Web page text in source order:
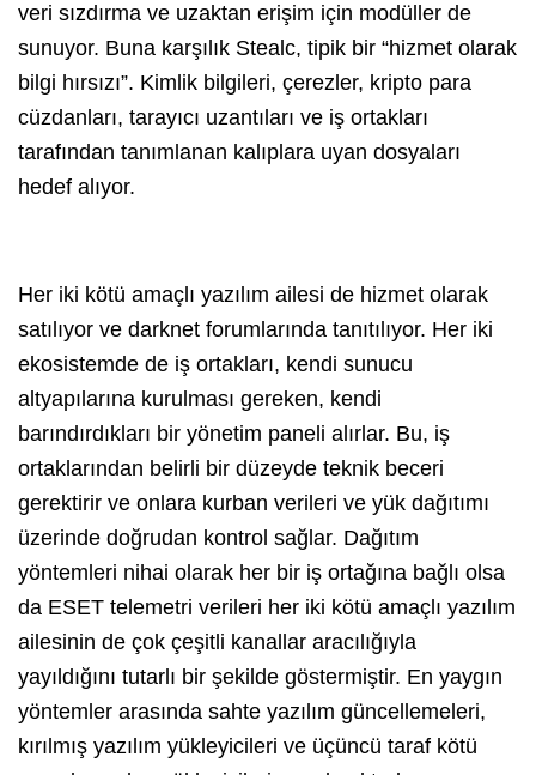
veri sızdırma ve uzaktan erişim için modüller de
sunuyor. Buna karşılık Stealc, tipik bir “hizmet olarak
bilgi hırsızı”. Kimlik bilgileri, çerezler, kripto para
cüzdanları, tarayıcı uzantıları ve iş ortakları
tarafından tanımlanan kalıplara uyan dosyaları
hedef alıyor.
Her iki kötü amaçlı yazılım ailesi de hizmet olarak
satılıyor ve darknet forumlarında tanıtılıyor. Her iki
ekosistemde de iş ortakları, kendi sunucu
altyapılarına kurulması gereken, kendi
barındırdıkları bir yönetim paneli alırlar. Bu, iş
ortaklarından belirli bir düzeyde teknik beceri
gerektirir ve onlara kurban verileri ve yük dağıtımı
üzerinde doğrudan kontrol sağlar. Dağıtım
yöntemleri nihai olarak her bir iş ortağına bağlı olsa
da ESET telemetri verileri her iki kötü amaçlı yazılım
ailesinin de çok çeşitli kanallar aracılığıyla
yayıldığını tutarlı bir şekilde göstermiştir. En yaygın
yöntemler arasında sahte yazılım güncellemeleri,
kırılmış yazılım yükleyicileri ve üçüncü taraf kötü